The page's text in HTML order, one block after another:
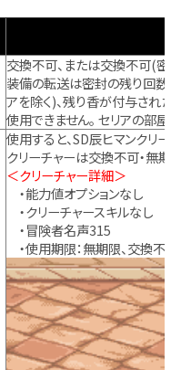
交換不可、または交換不可(密
装備の転送は密封の残り回数の
アを除く)、残り香が付与され
使用できません。 セリアの部屋
使用すると、SD辰ヒマンクリー
クリーチャーは交換不可・無期
＜クリーチャー詳細＞
・能力値オプションなし
・クリーチャースキルなし
・冒険者名声315
・使用期限：無期限、交換不可